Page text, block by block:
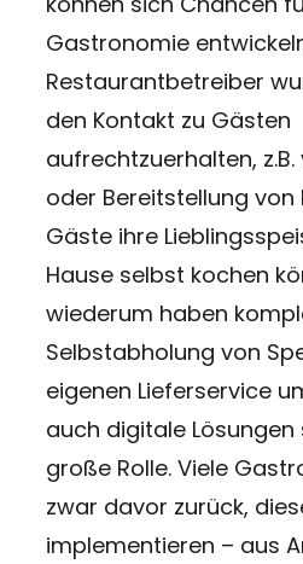
Gastronomie
Restaurantbetreiber
den Kontakt zu Gästen
aufrechtzuerhalten,
oder Bereitstellung
Gäste ihre
Hause selbst kochen
wiederum haben
Selbstabholung von
eigenen Lieferservice
auch digitale Lösungen
große Rolle. Viele
zwar davor zurück,
implementieren – aus